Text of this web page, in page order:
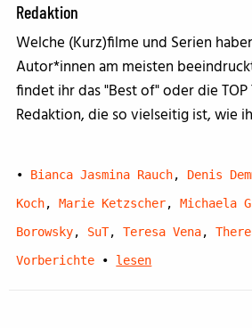
Redaktion
Welche (Kurz)filme und Serien
Autor*innen am meisten
findet ihr das "Best of" oder die TOP
Redaktion, die so vielseitig ist, wie
• Bianca Jasmina Rauch, Denis
Koch,Marie Ketzscher,Michaela
Borowsky, SuT,Teresa Vena,
Vorberichte
• lesen